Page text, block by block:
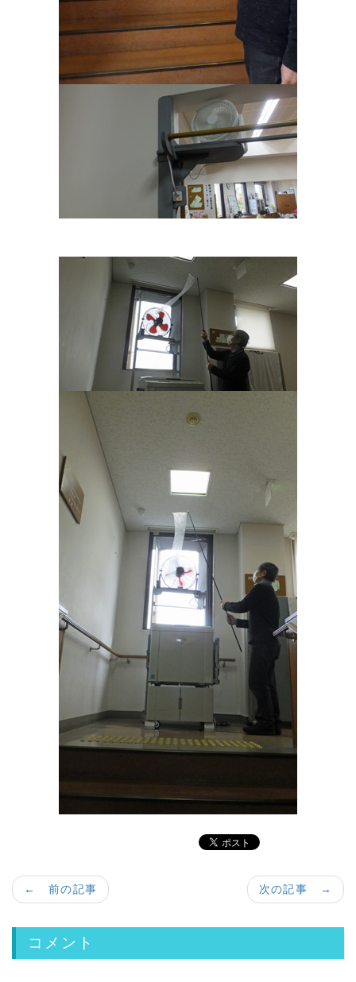
次の記事 →
← 前の記事
コメント